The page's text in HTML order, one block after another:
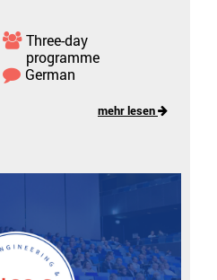
Three-day
programme
German
mehr lesen